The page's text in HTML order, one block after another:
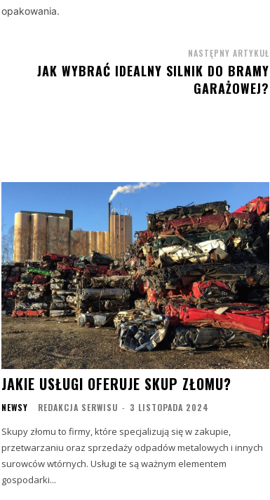
NASTĘPNY ARTYKUŁ
JAK WYBRAĆ IDEALNY SILNIK DO BRAMY
GARAŻOWEJ?
JAKIE USŁUGI OFERUJE SKUP ZŁOMU?
NEWSY REDAKCJA SERWISU - 3 LISTOPADA 2024
Skupy złomu to firmy, które specjalizują się w zakupie,
przetwarzaniu oraz sprzedaży odpadów metalowych i innych
surowców wtórnych. Usługi te są ważnym elementem
gospodarki...